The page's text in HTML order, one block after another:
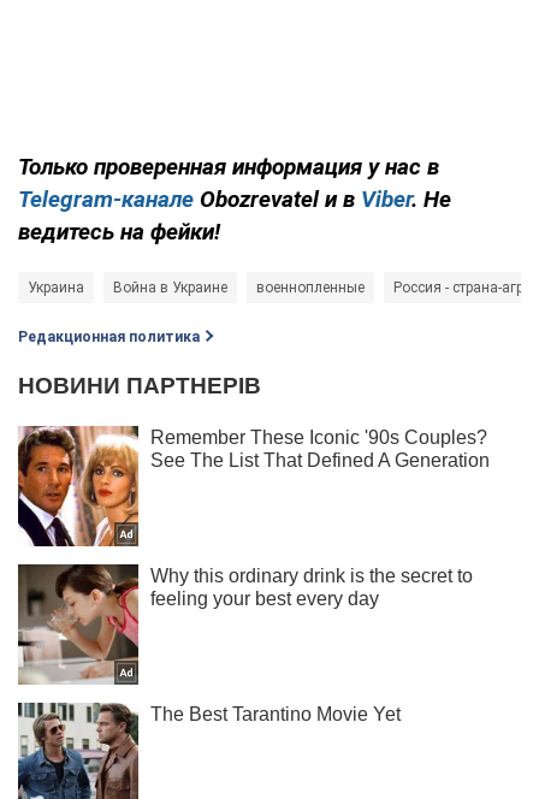
Только проверенная информация у нас в
Telegram-канале Obozrevatel и в Viber. Не
ведитесь на фейки!
Украина Война в Украине военнопленные Россия - страна-
Редакционная политика